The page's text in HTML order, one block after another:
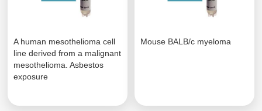
A human mesothelioma cell
line derived from a malignant
mesothelioma. Asbestos
exposure
Mouse BALB/c myeloma